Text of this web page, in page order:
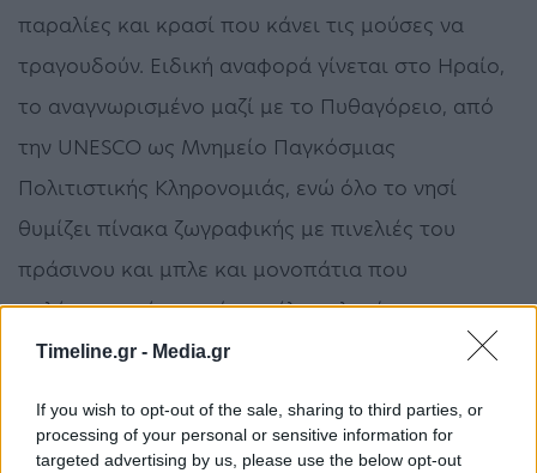
Timeline.gr - Media.gr
If you wish to opt-out of the sale, sharing to third parties, or
processing of your personal or sensitive information for
targeted advertising by us, please use the below opt-out
παραλίες και κρασί που κάνει τις μούσες να
τραγουδούν. Ειδική αναφορά γίνεται στο Ηραίο,
το αναγνωρισμένο μαζί με το Πυθαγόρειο, από
την UNESCO ως Μνημείο Παγκόσμιας
Πολιτιστικής Κληρονομιάς, ενώ όλο το νησί
θυμίζει πίνακα ζωγραφικής με πινελιές του
πράσινου και μπλε και μονοπάτια που
«πλέκουν» μέσα από αμπέλια, ελαιώνες και
βουνά, μια ατελείωτη γραφική διαδρομή.
«Η ανταπόκριση των διεθνών ΜΜΕ και των
ειδικών ομάδων ενδιαφέροντος στο κάλεσμα